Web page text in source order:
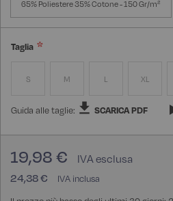
65% Poliestere 35% Cotone - 150 Gr/m²
Taglia
S M L XL
Guida alle taglie: SCARICA PDF
24,38 €
19,98 €